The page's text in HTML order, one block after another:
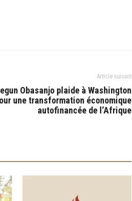
Article suivant
Obasanjo plaide à Washington
une transformation économique
autofinancée de l’Afrique